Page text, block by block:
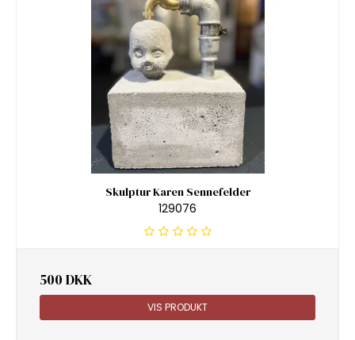
Skulptur Karen Sennefelder
129076
500 DKK
VIS PRODUKT